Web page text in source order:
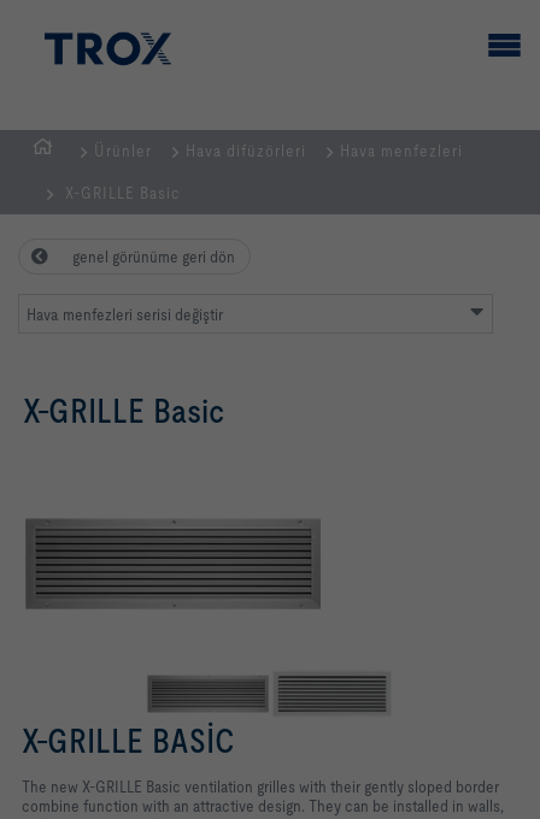
SAYFASI
Ürünler Hava difüzörleri Hava menfezleri
X-GRILLE Basic
genel görünüme geri dön
Hava menfezleri serisi değiştir
X-GRILLE Basic
X-GRILLE BASIC
The new X-GRILLE Basic ventilation grilles with their gently sloped border
combine function with an attractive design. They can be installed in walls,